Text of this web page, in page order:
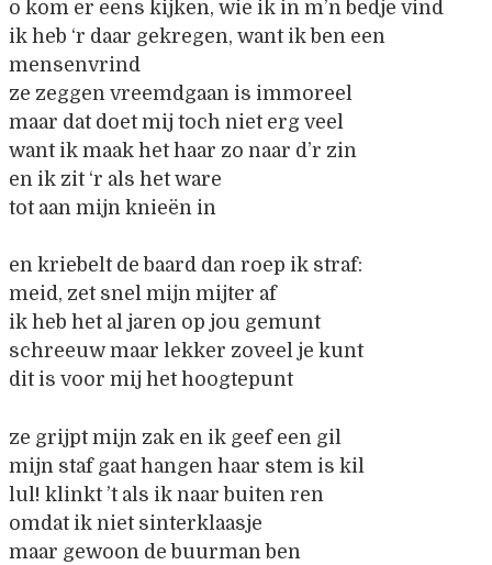
o kom er eens kijken, wie ik in m’n bedje vind
ik heb ‘r daar gekregen, want ik ben een
mensenvrind
ze zeggen vreemdgaan is immoreel
maar dat doet mij toch niet erg veel
want ik maak het haar zo naar d’r zin
en ik zit ‘r als het ware
tot aan mijn knieën in
en kriebelt de baard dan roep ik straf:
meid, zet snel mijn mijter af
ik heb het al jaren op jou gemunt
schreeuw maar lekker zoveel je kunt
dit is voor mij het hoogtepunt
ze grijpt mijn zak en ik geef een gil
mijn staf gaat hangen haar stem is kil
lul! klinkt ’t als ik naar buiten ren
omdat ik niet sinterklaasje
maar gewoon de buurman ben